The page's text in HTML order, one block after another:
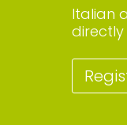
Italian
directly